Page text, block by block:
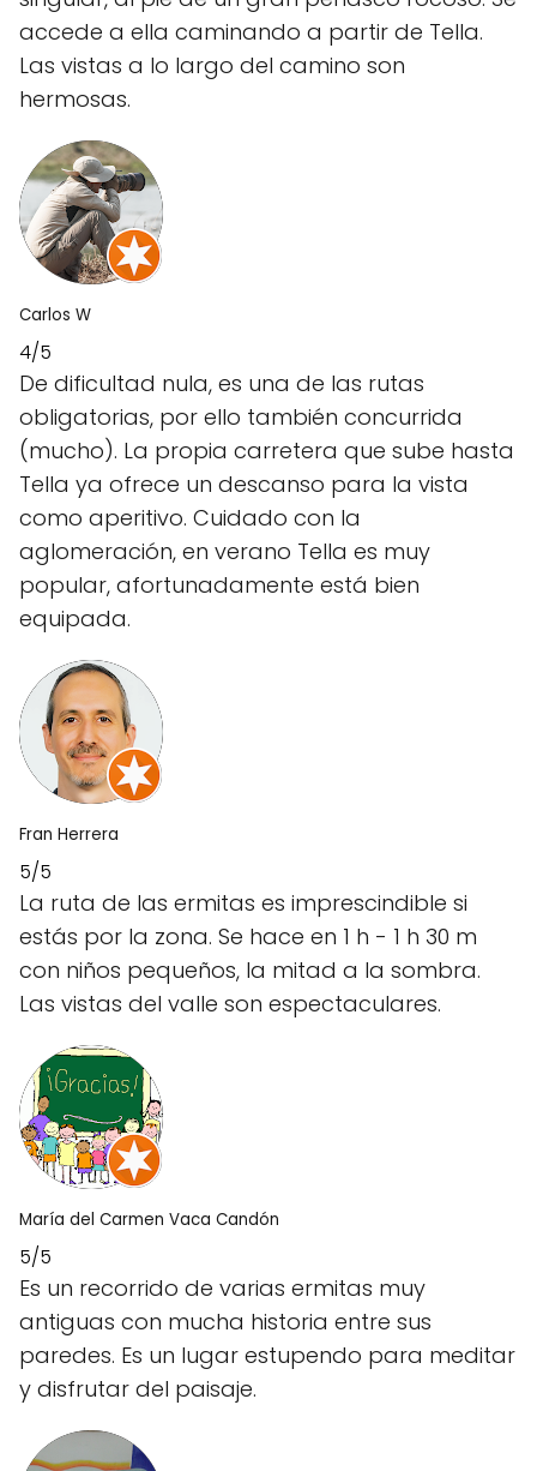
accede a ella caminando a partir de Tella.
Las vistas a lo largo del camino son
hermosas.
Carlos W
4/5
De dificultad nula, es una de las rutas
obligatorias, por ello también concurrida
(mucho). La propia carretera que sube hasta
Tella ya ofrece un descanso para la vista
como aperitivo. Cuidado con la
aglomeración, en verano Tella es muy
popular, afortunadamente está bien
equipada.
Fran Herrera
5/5
La ruta de las ermitas es imprescindible si
estás por la zona. Se hace en 1 h - 1 h 30 m
con niños pequeños, la mitad a la sombra.
Las vistas del valle son espectaculares.
María del Carmen Vaca Candón
5/5
Es un recorrido de varias ermitas muy
antiguas con mucha historia entre sus
paredes. Es un lugar estupendo para meditar
y disfrutar del paisaje.